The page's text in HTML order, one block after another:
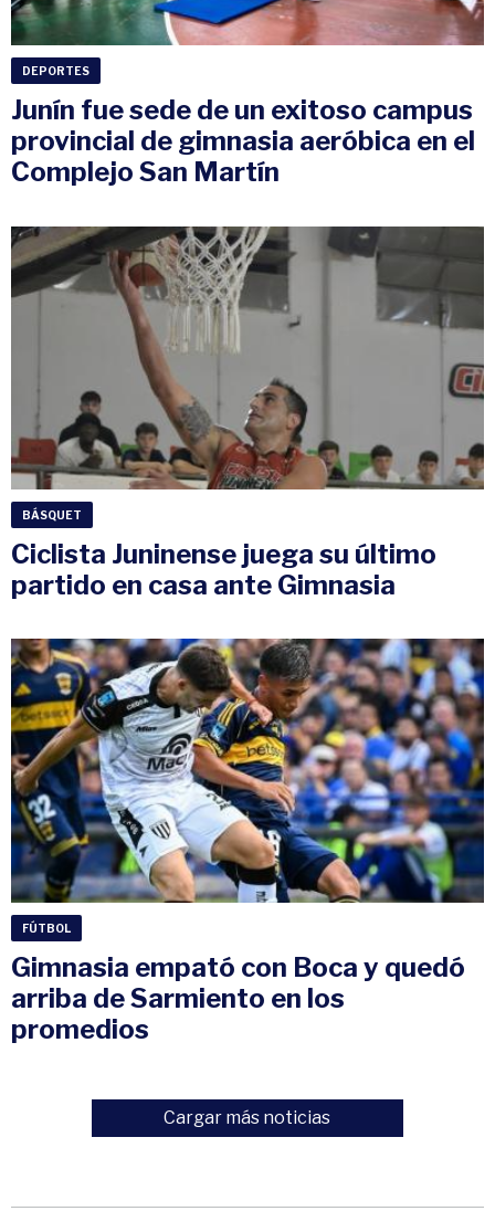
DEPORTES
Junín fue sede de un exitoso campus
provincial de gimnasia aeróbica en el
Complejo San Martín
BÁSQUET
Ciclista Juninense juega su último
partido en casa ante Gimnasia
FÚTBOL
Gimnasia empató con Boca y quedó
arriba de Sarmiento en los
promedios
Cargar más noticias